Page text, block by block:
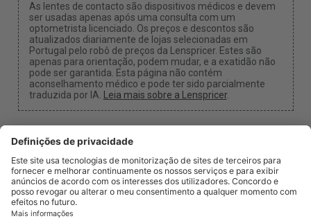
As lentes de contacto são dispositivos médicos e devem
ser usadas apenas após uma consulta com um
optometrista licenciado. Os preços e descontos são
atualizados diariamente de lojas selecionadas em
Portugal pelo robô de preços da Lenspricer. Estes são
apenas para orientação, podem mudar, e a exatidão não
pode ser garantida. Esta página não contém
aconselhamento médico e pode ter sido parcialmente
traduzida por IA. Leia mais sobre a Lenspricer.
Configurações de Cookies
Podemos receber uma comissão se usar um dos